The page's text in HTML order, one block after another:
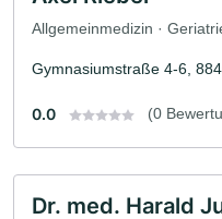
Allgemeinmedizin ·
Gymnasiumstraße 4-6,
0.0 (0
Dr. med. Harald